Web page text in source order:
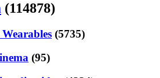
(114878)
(5735)
(95)